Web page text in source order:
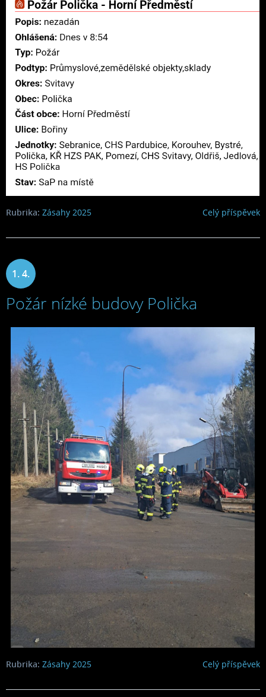
Celý příspěvek
Rubrika: Zásahy 2025
1. 4.
2025
Požár nízké budovy Polička
Celý příspěvek
Rubrika: Zásahy 2025